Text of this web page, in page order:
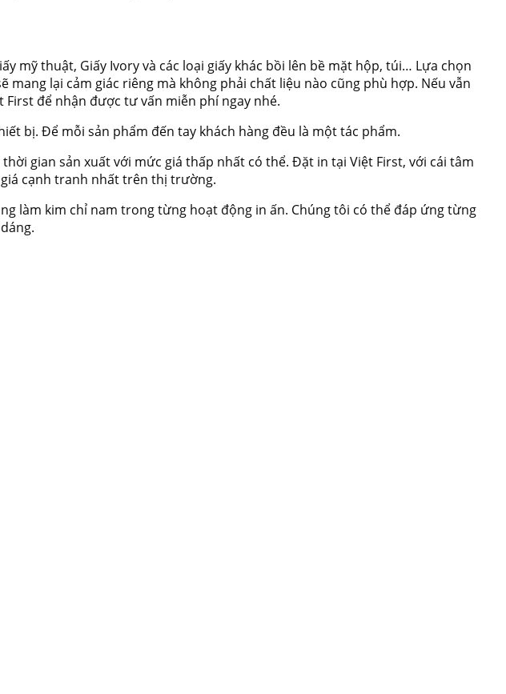
mỹ thuật, Giấy Ivory và các loại giấy khác bồi lên bề mặt hộp, túi… Lựa chọn
lại cảm giác riêng mà không phải chất liệu nào cũng phù hợp. Nếu vẫn
để nhận được tư vấn miễn phí ngay nhé.
bị. Để mỗi sản phẩm đến tay khách hàng đều là một tác phẩm.
gian sản xuất với mức giá thấp nhất có thể. Đặt in tại Việt First, với cái tâm
cạnh tranh nhất trên thị trường.
làm kim chỉ nam trong từng hoạt động in ấn. Chúng tôi có thể đáp ứng từng